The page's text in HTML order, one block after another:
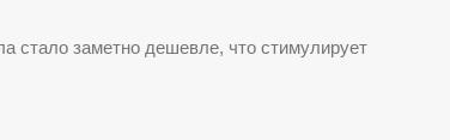
стало заметно дешевле, что стимулирует